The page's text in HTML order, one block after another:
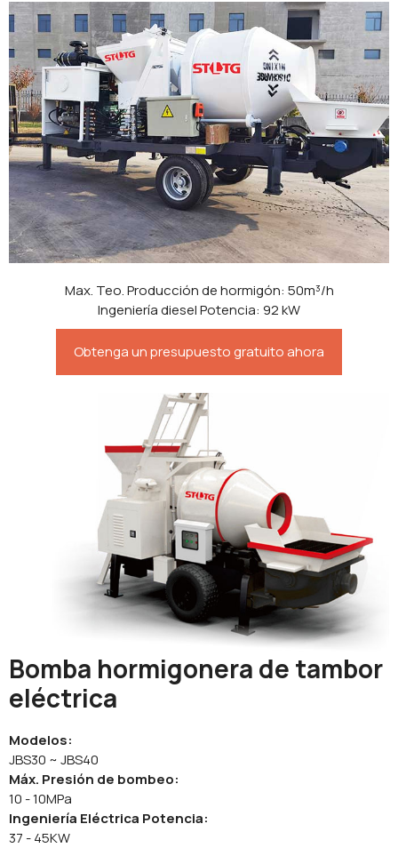
Max. Teo. Producción de hormigón: 50m³/h
Ingeniería diesel Potencia: 92 kW
Obtenga un presupuesto gratuito ahora
Bomba hormigonera de tambor
eléctrica
Modelos:
JBS30 ~ JBS40
Máx. Presión de bombeo:
10 - 10MPa
Ingeniería Eléctrica Potencia:
37 - 45KW